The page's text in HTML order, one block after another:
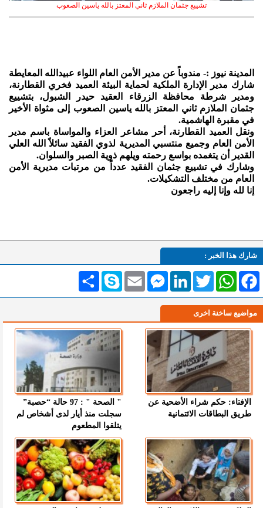
تشييع جثمان الملازم ثاني المعتز بالله ياسين الصعوب
المدينة نيوز :- مندوباً عن مدير الأمن العام اللواء عبيدالله المعايطة
شارك مدير الإدارة الملكية لحماية البيئة العميد فخري القطارنة،
ومدير شرطة محافظة الزرقاء العقيد حيدر الشبول، بتشييع
جثمان الملازم ثاني المعتز بالله ياسين الصعوب إلى مثواة الأخير
في مقبرة الهاشمية.
ونقل العميد القطارنة، أحر مشاعر العزاء والمواساة باسم مدير
الأمن العام وجميع منتسبي المديرية لذوي الفقيد سائلاً الله العلي
القدير أن يتغمده بواسع رحمته ويلهم ذوية الصبر والسلوان.
وشارك في تشييع جثمان الفقيد عدداً من مرتبات مديرية الأمن
العام من مختلف التشكيلات.
إنا لله وإنا إليه راجعون
شارك هذا الخبر :
انشر Skype Email
MessengerLinkedInTwitterWhatsAppFacebook
مواضيع ساخنة اخرى
الإفتاء: حكم شراء الأضحية عن
طريق البطاقات الائتمانية
" الصحة " : 97 حالة “حصبة”
سجلت منذ أيار لدى أشخاص لم
يتلقوا المطعوم